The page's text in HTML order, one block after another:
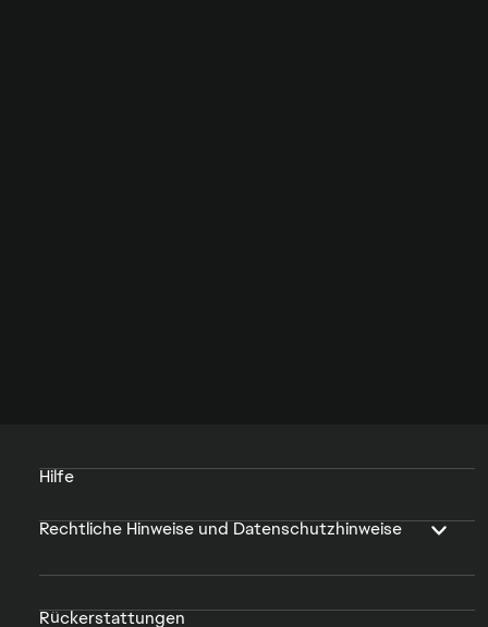
Hilfe
Rechtliche Hinweise und Datenschutzhinweise
Rückerstattungen